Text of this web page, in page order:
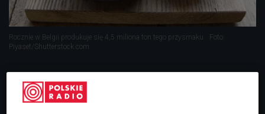
Rocznie w Belgii produkuje się 4,5 miliona ton tego przysmaku
Foto:
Piyaset/Shutterstock.com